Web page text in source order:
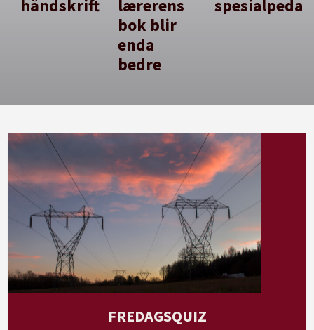
håndskrift
lærerens
bok blir
enda
bedre
FREDAGSQUIZ